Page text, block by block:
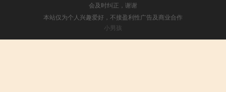
会及时纠正，谢谢
本站仅为个人兴趣爱好，不接盈利性广告及商业合作
小男孩